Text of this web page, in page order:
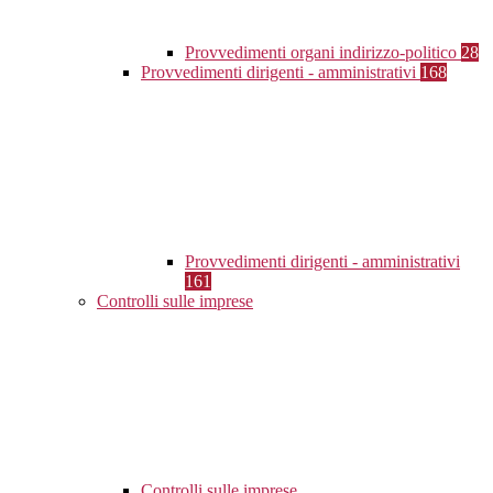
Provvedimenti organi indirizzo-politico 28
Provvedimenti dirigenti - amministrativi 168
Provvedimenti dirigenti - amministrativi
161
Controlli sulle imprese